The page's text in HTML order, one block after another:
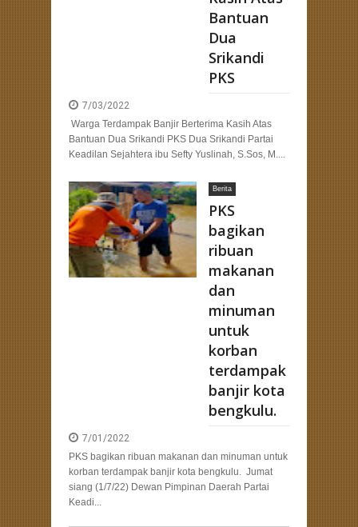
Bantuan
Dua
Srikandi
PKS
7/03/2022
Warga Terdampak Banjir Berterima Kasih Atas
Bantuan Dua Srikandi PKS Dua Srikandi Partai
Keadilan Sejahtera ibu Sefty Yuslinah, S.Sos, M....
Berita
PKS
bagikan
ribuan
makanan
dan
minuman
untuk
korban
terdampak
banjir kota
bengkulu.
7/01/2022
PKS bagikan ribuan makanan dan minuman untuk
korban terdampak banjir kota bengkulu. Jumat
siang (1/7/22) Dewan Pimpinan Daerah Partai
Keadi...